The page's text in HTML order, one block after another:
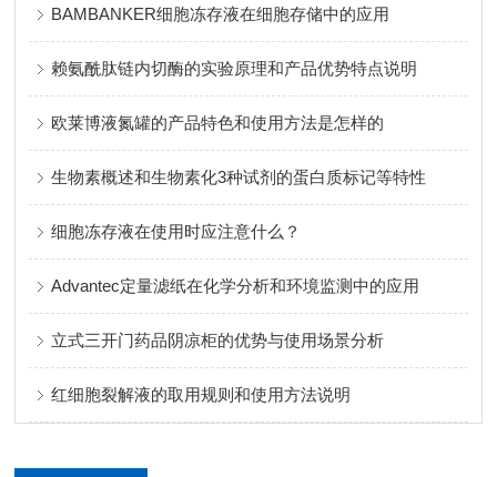
BAMBANKER细胞冻存液在细胞存储中的应用
赖氨酰肽链内切酶的实验原理和产品优势特点说明
欧莱博液氮罐的产品特色和使用方法是怎样的
生物素概述和生物素化3种试剂的蛋白质标记等特性
细胞冻存液在使用时应注意什么？
Advantec定量滤纸在化学分析和环境监测中的应用
立式三开门药品阴凉柜的优势与使用场景分析
红细胞裂解液的取用规则和使用方法说明